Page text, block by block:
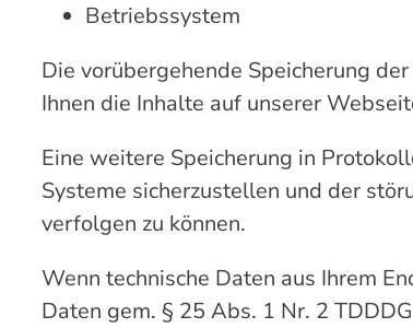
Betriebssystem
Die vorübergehende Speicherung
Ihnen die Inhalte auf unserer
Eine weitere Speicherung in
Systeme sicherzustellen und der
verfolgen zu können.
Wenn technische Daten aus Ihrem
Daten gem. § 25 Abs. 1 Nr. 2